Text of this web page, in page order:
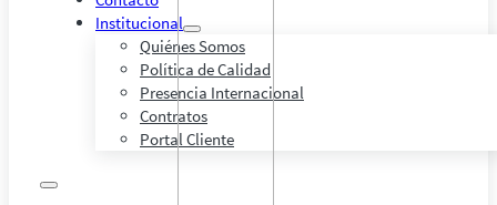
Institucional
Quiénes Somos
Política de Calidad
Presencia Internacional
Contratos
Portal Cliente